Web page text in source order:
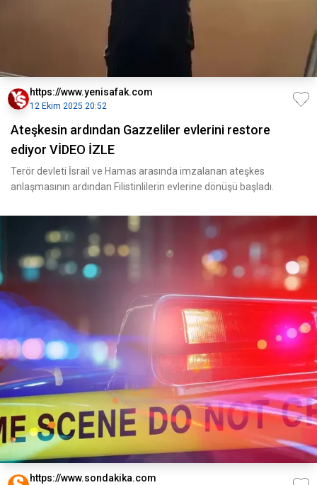
https://www.yenisafak.com
12 Ekim 2025 20:52
Ateşkesin ardından Gazzeliler evlerini restore
ediyor VİDEO İZLE
Terör devleti İsrail ve Hamas arasında imzalanan ateşkes
anlaşmasının ardından Filistinlilerin evlerine dönüşü başladı.
https://www.sondakika.com